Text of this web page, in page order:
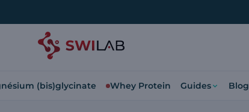
(bis)glycinate Whey Protein Guides Blog